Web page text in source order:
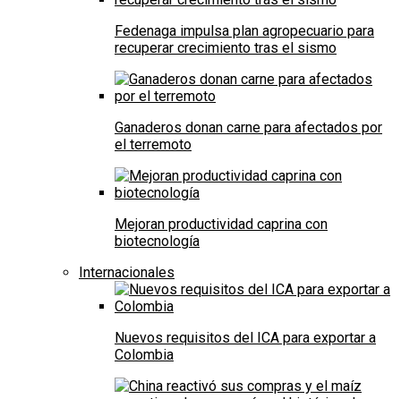
Fedenaga impulsa plan agropecuario para
recuperar crecimiento tras el sismo
Ganaderos donan carne para afectados por
el terremoto
Mejoran productividad caprina con
biotecnología
Internacionales
Nuevos requisitos del ICA para exportar a
Colombia